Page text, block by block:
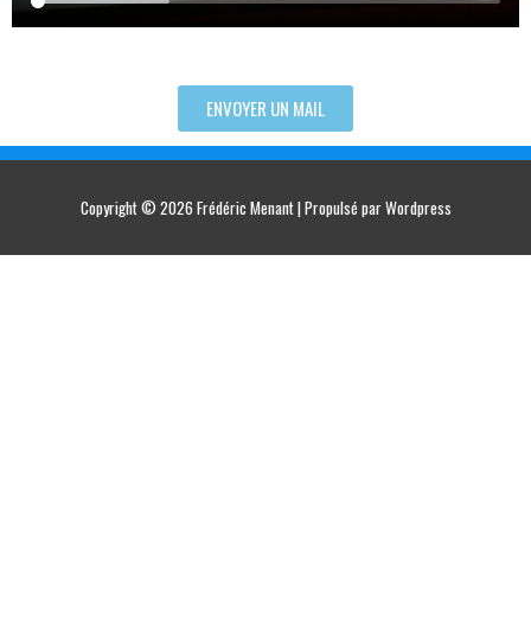
ENVOYER UN MAIL
Copyright © 2026 Frédéric Menant| Propulsé par Wordpress